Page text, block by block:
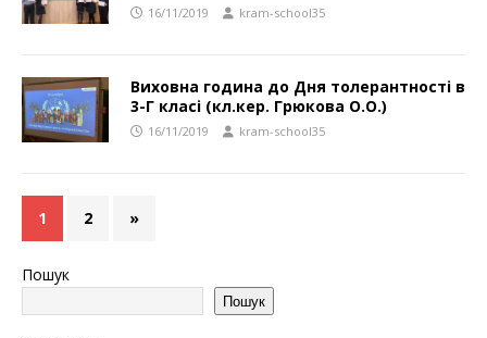
16/11/2019 kram-school35
Виховна година до Дня толерантності в
3-Г класі (кл.кер. Грюкова О.О.)
16/11/2019 kram-school35
1 2 »
Пошук
Пошук